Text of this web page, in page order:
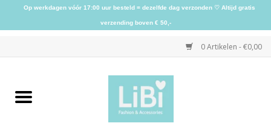
0 Artikelen - €0,00
Home
Op werkdagen vóór 17:00 uur besteld = dezelfde dag verzonden ♡ Altijd gratis
verzending boven € 50,-